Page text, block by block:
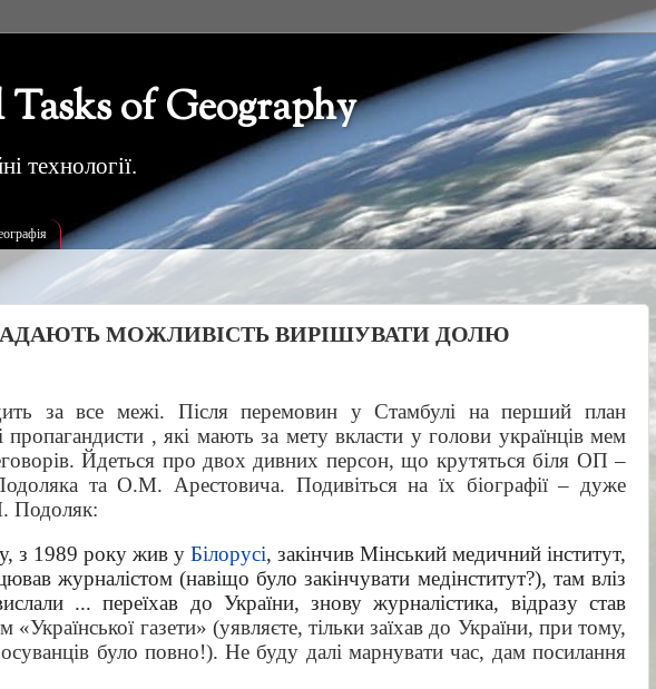
of Geography
технології.
МОЖЛИВІСТЬ ВИРІШУВАТИ ДОЛЮ
за все межі. Після перемовин у Стамбулі на перший план
пропагандисти , які мають за мету вкласти у голови українців мем
Йдеться про двох дивних персон, що крутяться біля ОП –
та О.М. Арестовича. Подивіться на їх біографії – дуже
Подоляк:
з 1989 року жив у Білорусі, закінчив Мінський медичний інститут,
журналістом (навіщо було закінчувати медінститут?), там вліз
... переїхав до України, знову журналістика, відразу став
газети» (уявляєте, тільки заїхав до України, при тому,
було повно!). Не буду далі марнувати час, дам посилання